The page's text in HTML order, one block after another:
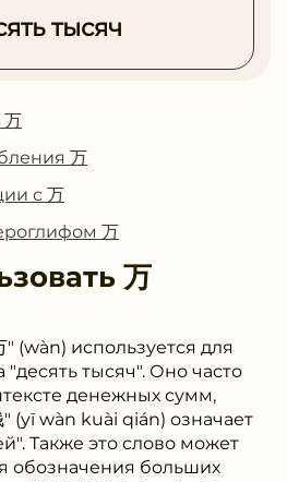
тысяч
万
万
с 万
万
万
(wàn) используется для
тысяч". Оно часто
денежных сумм,
(yī wàn kuài qián) означает
Также это слово может
обозначения больших